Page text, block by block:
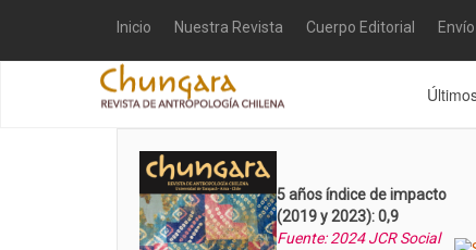
Inicio Nuestra Revista Cuerpo Editorial
5 años índice de impacto
(2019 y 2023): 0,9
Fuente: 2024 JCR Social